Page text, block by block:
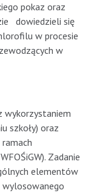
pokaz oraz
dowiedzieli się
w procesie
w
wykorzystaniem
szkoły) oraz
Zadanie
elementów
wylosowanego